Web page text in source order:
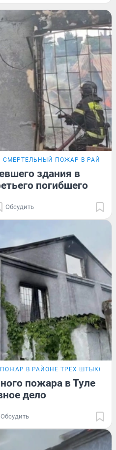
СМЕРТЕЛЬНЫЙ ПОЖАР В РАЙОНЕ
здания в
погибшего
Обсудить
В РАЙОНЕ ТРЁХ ШТЫКОВ
пожара в Туле
дело
Обсудить